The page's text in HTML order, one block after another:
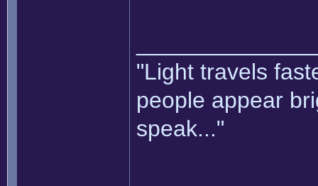
"Light travels
people appear
speak..."